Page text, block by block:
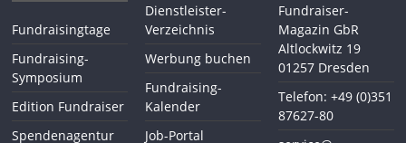
Fundraisingtage
Fundraising-
Symposium
Edition Fundraiser
Spendenagentur
Dienstleister-
Verzeichnis
Werbung buchen
Fundraising-
Kalender
Job-Portal
Fundraiser-
Magazin GbR
Altlockwitz 19
01257 Dresden
Telefon: +49 (0)351
87627-80